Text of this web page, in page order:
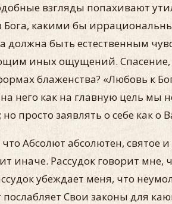
взгляды попахивают
какими бы
должна быть естественным
иных ощущений. Спасение,
блаженства? «Любовь к
него как на главную цель мы
просто заявлять о себе как о
Абсолют абсолютен, святое
иначе. Рассудок говорит мне,
убеждает меня, что
Свои законы для